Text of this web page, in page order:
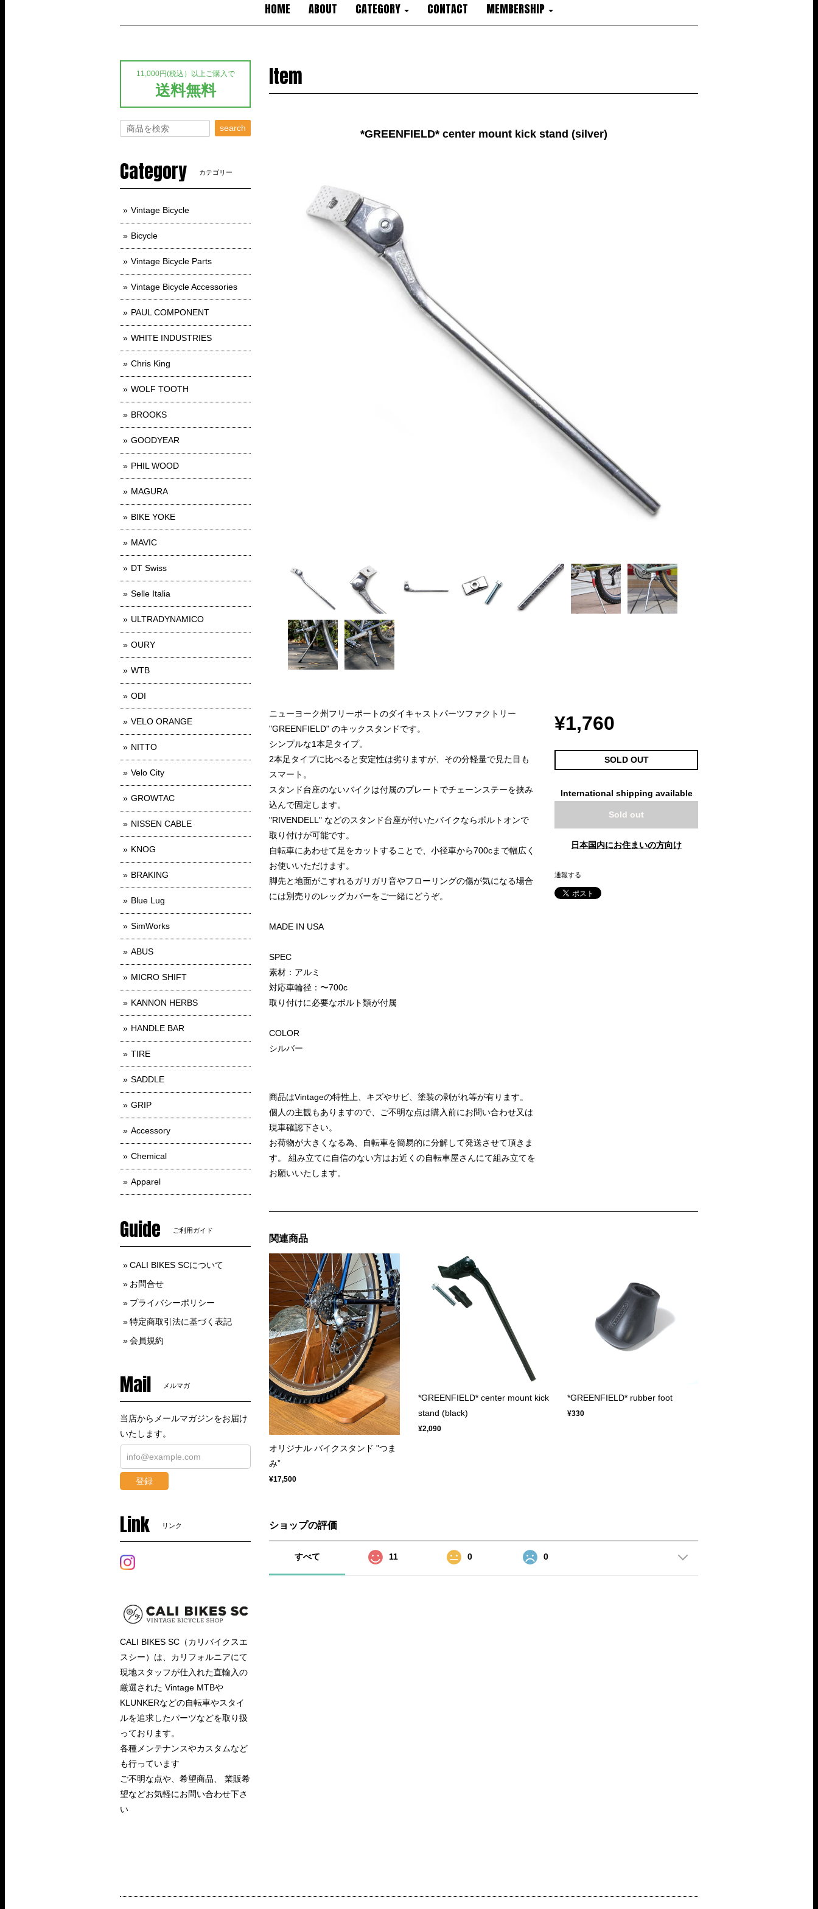
HOME ABOUT CATEGORY CONTACT MEMBERSHIP
Item
*GREENFIELD* center mount kick stand (silver)
ニューヨーク州フリーポートのダイキャストパーツファクトリー
"GREENFIELD" のキックスタンドです。
シンプルな1本足タイプ。
2本足タイプに比べると安定性は劣りますが、その分軽量で見た目も
スマート。
スタンド台座のないバイクは付属のプレートでチェーンステーを挟み
込んで固定します。
"RIVENDELL" などのスタンド台座が付いたバイクならボルトオンで
取り付けが可能です。
自転車にあわせて足をカットすることで、小径車から700cまで幅広く
お使いいただけます。
脚先と地面がこすれるガリガリ音やフローリングの傷が気になる場合
には別売りのレッグカバーをご一緒にどうぞ。
MADE IN USA
SPEC
素材：アルミ
対応車輪径：〜700c
取り付けに必要なボルト類が付属
COLOR
シルバー
商品はVintageの特性上、キズやサビ、塗装の剥がれ等が有ります。
個人の主観もありますので、ご不明な点は購入前にお問い合わせ又は
現車確認下さい。
お荷物が大きくなる為、自転車を簡易的に分解して発送させて頂きま
す。 組み立てに自信のない方はお近くの自転車屋さんにて組み立てを
お願いいたします。
¥1,760
SOLD OUT
International shipping available
Sold out
日本国内にお住まいの方向け
通報する
関連商品
オリジナル バイクスタンド "つま
み”
¥17,500
*GREENFIELD* center mount kick
stand (black)
¥2,090
*GREENFIELD* rubber foot
¥330
ショップの評価
すべて 11 0 0
11,000円(税込）以上ご購入で
送料無料
search
Category カテゴリー
Vintage Bicycle
Bicycle
Vintage Bicycle Parts
Vintage Bicycle Accessories
PAUL COMPONENT
WHITE INDUSTRIES
Chris King
WOLF TOOTH
BROOKS
GOODYEAR
PHIL WOOD
MAGURA
BIKE YOKE
MAVIC
DT Swiss
Selle Italia
ULTRADYNAMICO
OURY
WTB
ODI
VELO ORANGE
NITTO
Velo City
GROWTAC
NISSEN CABLE
KNOG
BRAKING
Blue Lug
SimWorks
ABUS
MICRO SHIFT
KANNON HERBS
HANDLE BAR
TIRE
SADDLE
GRIP
Accessory
Chemical
Apparel
Guide ご利用ガイド
CALI BIKES SCについて
お問合せ
プライバシーポリシー
特定商取引法に基づく表記
会員規約
Mail メルマガ
当店からメールマガジンをお届け
いたします。
登録
Link リンク
CALI BIKES SC（カリバイクスエ
スシー）は、カリフォルニアにて
現地スタッフが仕入れた直輸入の
厳選された Vintage MTBや
KLUNKERなどの自転車やスタイ
ルを追求したパーツなどを取り扱
っております。
各種メンテナンスやカスタムなど
も行っています
ご不明な点や、希望商品、 業販希
望などお気軽にお問い合わせ下さ
い